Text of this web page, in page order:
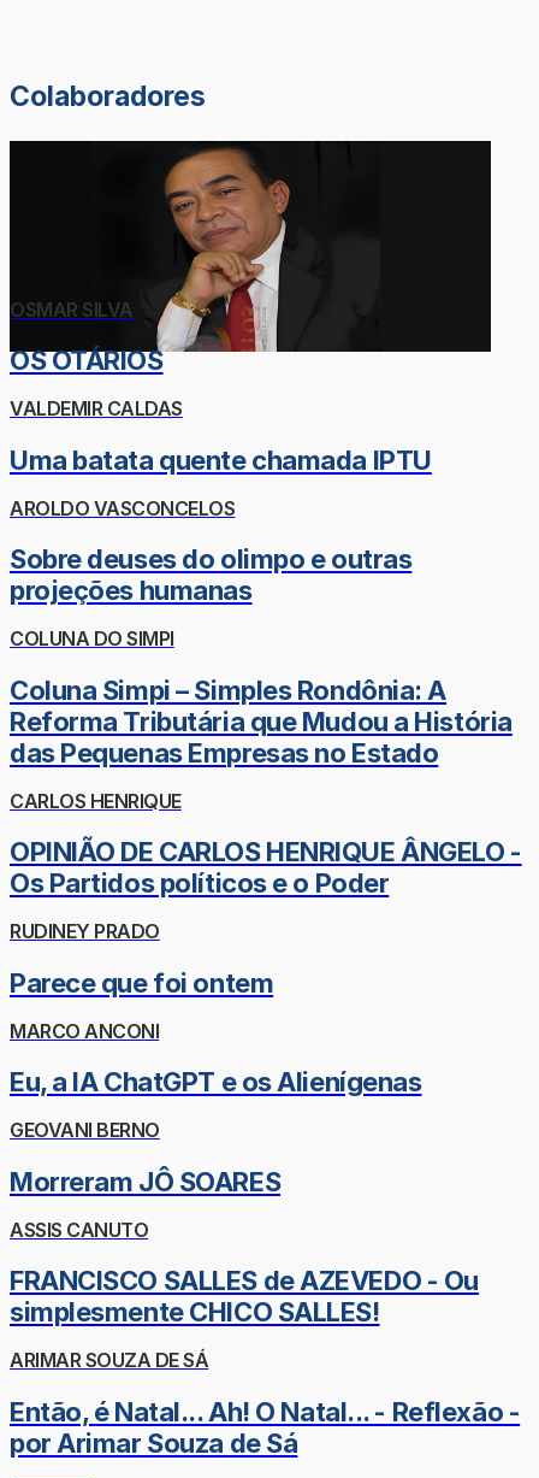
Colaboradores
OSMAR SILVA
OS OTÁRIOS
VALDEMIR CALDAS
Uma batata quente chamada IPTU
AROLDO VASCONCELOS
Sobre deuses do olimpo e outras
projeções humanas
COLUNA DO SIMPI
Coluna Simpi – Simples Rondônia: A
Reforma Tributária que Mudou a História
das Pequenas Empresas no Estado
CARLOS HENRIQUE
OPINIÃO DE CARLOS HENRIQUE ÂNGELO -
Os Partidos políticos e o Poder
RUDINEY PRADO
Parece que foi ontem
MARCO ANCONI
Eu, a IA ChatGPT e os Alienígenas
GEOVANI BERNO
Morreram JÔ SOARES
ASSIS CANUTO
FRANCISCO SALLES de AZEVEDO - Ou
simplesmente CHICO SALLES!
ARIMAR SOUZA DE SÁ
Então, é Natal... Ah! O Natal... - Reflexão -
por Arimar Souza de Sá